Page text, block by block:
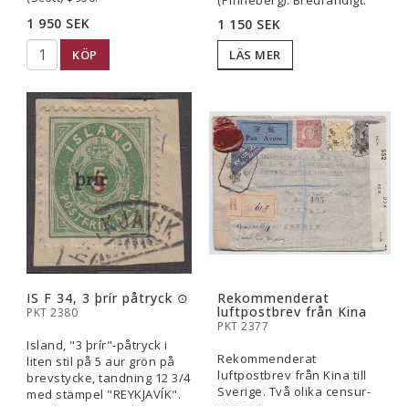
1 950 SEK
KÖP
1 150 SEK
LÄS MER
IS F 34, 3 þrír påtryck ⊙
PKT 2380
Island, "3 þrír"-påtryck i
liten stil på 5 aur grön på
brevstycke, tandning 12 3/4
med stämpel "REYKJAVÍK".
Rekommenderat
luftpostbrev från Kina
PKT 2377
Rekommenderat
luftpostbrev från Kina till
Sverige. Två olika censur-